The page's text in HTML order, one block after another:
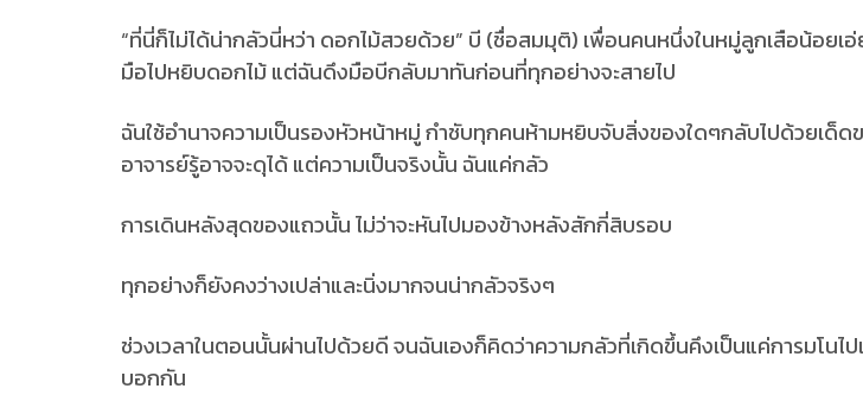
“ที่นี่ก็ไม่ได้น่ากลัวนี่หว่า ดอกไม้สวยด้วย” บี (ชื่อสมมุติ) เพื่อนคนหนึ่งในหมู่ลูกเสือน้อยเ
มือไปหยิบดอกไม้ แต่ฉันดึงมือบีกลับมาทันก่อนที่ทุกอย่างจะสายไป
ฉันใช้อำนาจความเป็นรองหัวหน้าหมู่ กำชับทุกคนห้ามหยิบจับสิ่งของใดๆกลับไปด้วยเด็ดข
อาจารย์รู้อาจจะดุได้ แต่ความเป็นจริงนั้น ฉันแค่กลัว
การเดินหลังสุดของแถวนั้น ไม่ว่าจะหันไปมองข้างหลังสักกี่สิบรอบ
ทุกอย่างก็ยังคงว่างเปล่าและนิ่งมากจนน่ากลัวจริงๆ
ช่วงเวลาในตอนนั้นผ่านไปด้วยดี จนฉันเองก็คิดว่าความกลัวที่เกิดขึ้นคึงเป็นแค่การมโนไ
บอกกัน